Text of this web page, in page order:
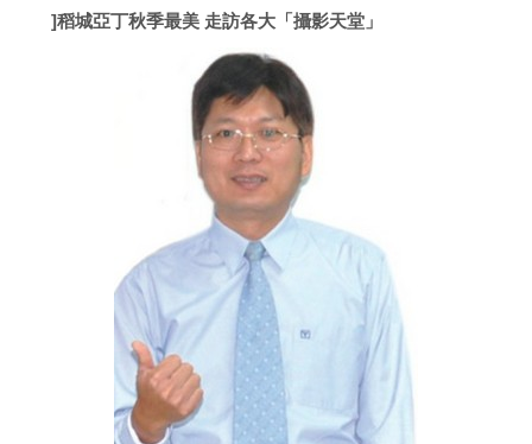
]稻城亞丁秋季最美 走訪各大「攝影天堂」